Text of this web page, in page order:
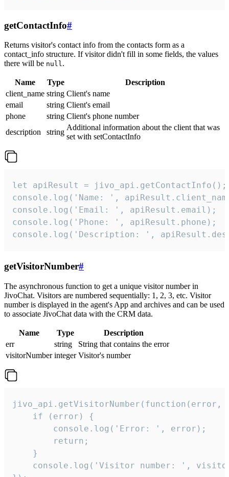
getContactInfo#
Returns visitor's contact info from the contacts form as a
contact_info structure. If visitor didn't fill in some fields, the values
there will be null.
Name Type
Description
client_name string Client's name
email
string Client's email
phone
string Client's phone number
description
string
Additional information about the client that was
set with setContactInfo
let apiResult = jivo_api.getContactInfo();
console.log('Name: ',
console.log('Email: ', apiResult.email);
console.log('Phone: ', apiResult.phone);
console.log('Description: ',
getVisitorNumber#
The asynchronous function to get a unique visitor number in
JivoChat. Visitors are numbered sequentially: 1, 2, 3, etc. Visitor
number is displayed in the agent's App and archives and can be used
to associate JivoChat data with the CRM data.
Name Type
Description
err
string
String that contains the error
visitorNumber integer Visitor's number
jivo_api.getVisitorNumber(function(error,
    if (error) {
        console.log('Error: ', error);
        return;
    }
console.log('Visitor number: ',